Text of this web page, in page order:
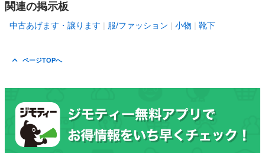
関連の掲示板
中古あげます・譲ります 服/ファッション 小物 靴下
ページTOPへ